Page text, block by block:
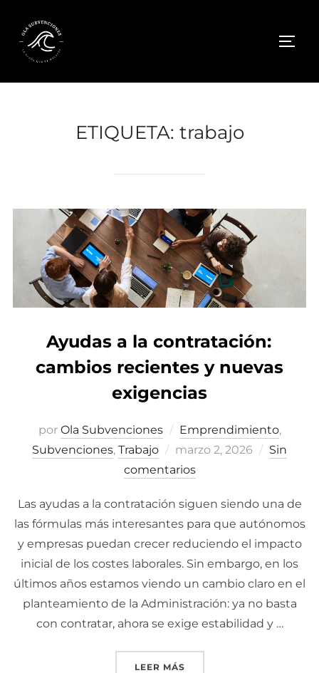
contenido
ETIQUETA: trabajo
Ayudas a la contratación:
cambios recientes y nuevas
exigencias
por Ola Subvenciones Emprendimiento,
Subvenciones, Trabajo
Publicado
el
marzo 2, 2026
Sin
comentarios
Las ayudas a la contratación siguen siendo una de
las fórmulas más interesantes para que autónomos
y empresas puedan crecer reduciendo el impacto
inicial de los costes laborales. Sin embargo, en los
últimos años estamos viendo un cambio claro en el
planteamiento de la Administración: ya no basta
con contratar, ahora se exige estabilidad y …
LEER MÁS